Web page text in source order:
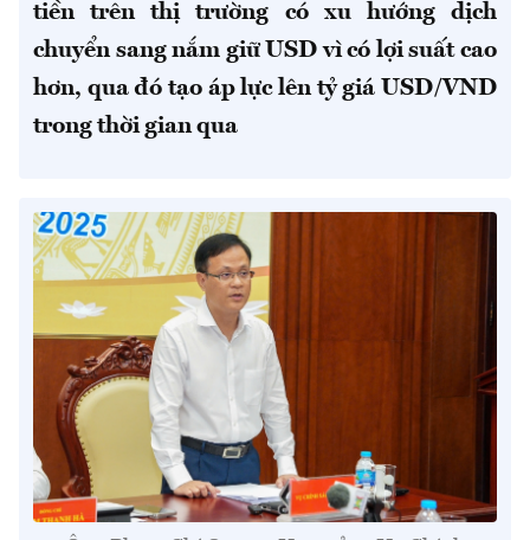
tiền trên thị trường có xu hướng dịch
chuyển sang nắm giữ USD vì có lợi suất cao
hơn, qua đó tạo áp lực lên tỷ giá USD/VND
trong thời gian qua